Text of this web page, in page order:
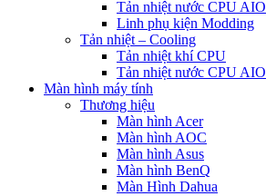
Tản nhiệt nước CPU AIO
Linh phụ kiện Modding
Tản nhiệt – Cooling
Tản nhiệt khí CPU
Tản nhiệt nước CPU AIO
Màn hình máy tính
Thương hiệu
Màn hình Acer
Màn hình AOC
Màn hình Asus
Màn hình BenQ
Màn Hình Dahua